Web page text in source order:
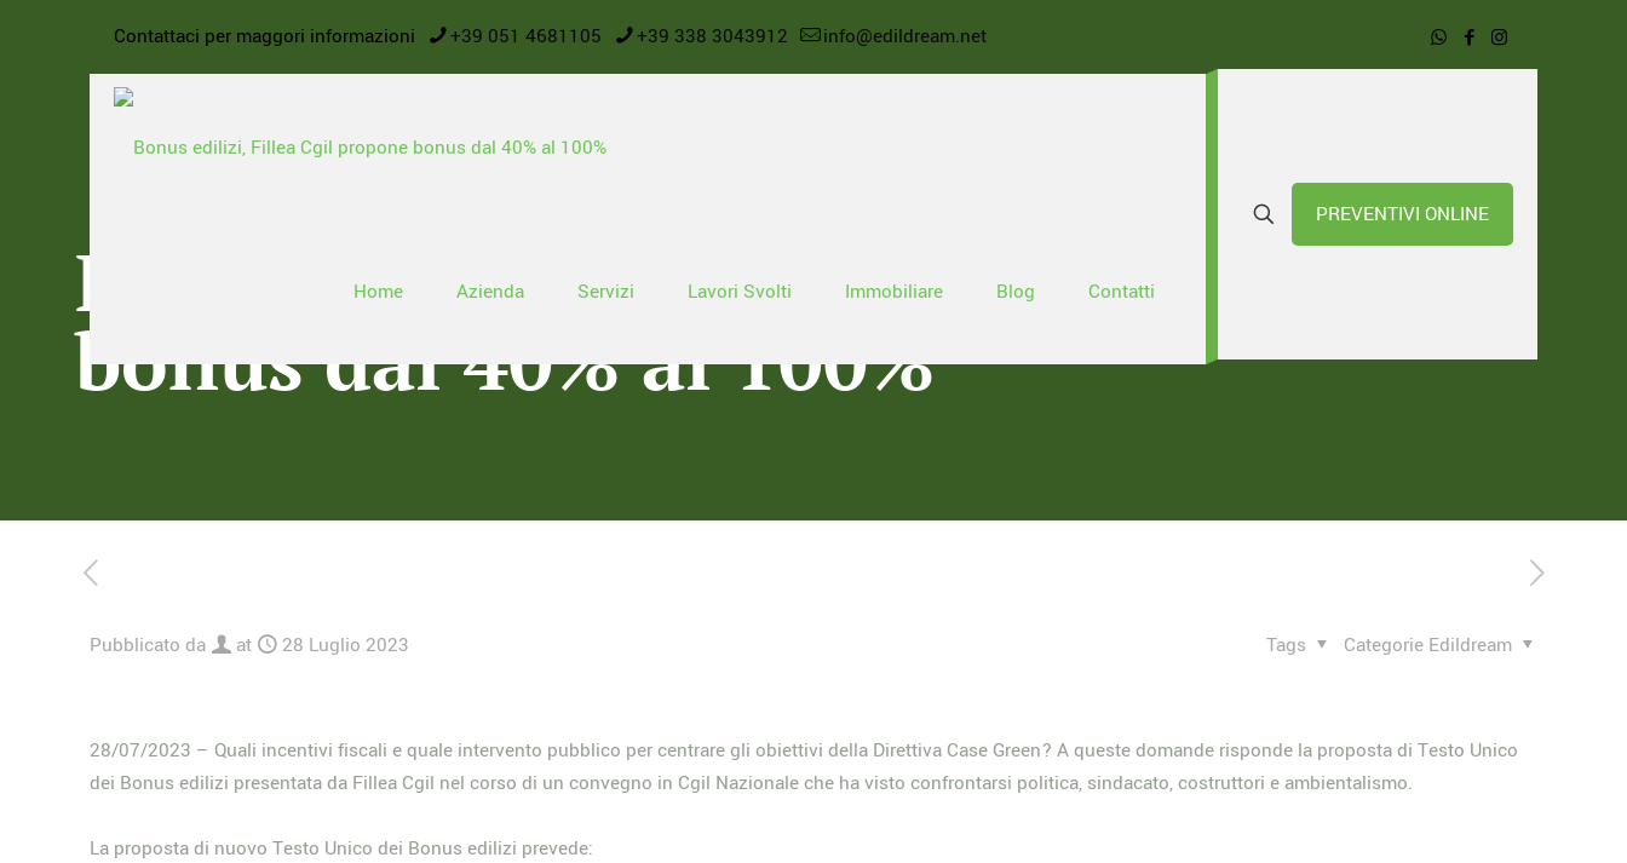
Contattaci per maggori informazioni +39 051 4681105 +39 338 3043912 info@edildream.net
Home Azienda Servizi Lavori Svolti Immobiliare Blog Contatti
PREVENTIVI ONLINE
Bonus edilizi, Fillea Cgil propone
bonus dal 40% al 100%
Pubblicato da at 28 Luglio 2023 Categorie Edildream
Tags
28/07/2023 – Quali incentivi fiscali e quale intervento pubblico per centrare gli obiettivi della Direttiva Case Green? A queste domande risponde la proposta di Testo Unico
dei Bonus edilizi presentata da Fillea Cgil nel corso di un convegno in Cgil Nazionale che ha visto confrontarsi politica, sindacato, costruttori e ambientalismo.
La proposta di nuovo Testo Unico dei Bonus edilizi prevede: